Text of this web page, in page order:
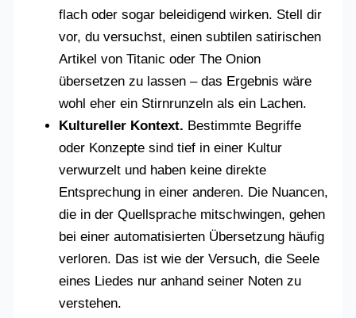
flach oder sogar beleidigend wirken. Stell dir
vor, du versuchst, einen subtilen satirischen
Artikel von Titanic oder The Onion
übersetzen zu lassen – das Ergebnis wäre
wohl eher ein Stirnrunzeln als ein Lachen.
Kultureller Kontext. Bestimmte Begriffe
oder Konzepte sind tief in einer Kultur
verwurzelt und haben keine direkte
Entsprechung in einer anderen. Die Nuancen,
die in der Quellsprache mitschwingen, gehen
bei einer automatisierten Übersetzung häufig
verloren. Das ist wie der Versuch, die Seele
eines Liedes nur anhand seiner Noten zu
verstehen.